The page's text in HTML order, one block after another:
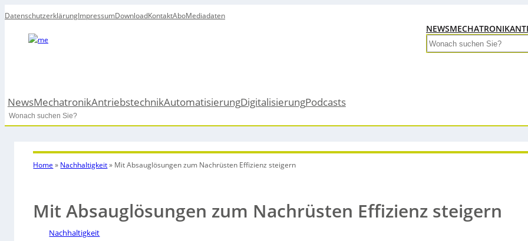
DatenschutzerklärungImpressumDownloadKontaktAboMediadaten
NEWSMECHATRONIK
Search
NewsMechatronikAntriebstechnikAutomatisierungDigitalisierungPodcasts
Search
Home » Nachhaltigkeit» Mit Absauglösungen zum Nachrüsten Effizienz steigern
Mit Absauglösungen zum Nachrüsten Effizienz steigern
Nachhaltigkeit